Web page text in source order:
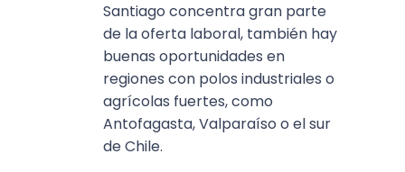
Santiago concentra gran parte
de la oferta laboral, también hay
buenas oportunidades en
regiones con polos industriales o
agrícolas fuertes, como
Antofagasta, Valparaíso o el sur
de Chile.